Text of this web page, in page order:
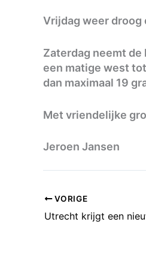
Vrijdag weer droog
Zaterdag neemt de
een matige west
dan maximaal 19
Met vriendelijke
Jeroen Jansen
VORIGE